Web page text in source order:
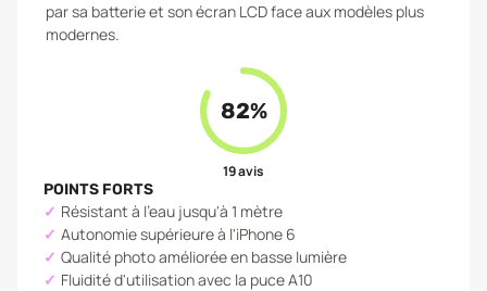
par sa batterie et son écran LCD face aux modèles plus
modernes.
82%
19avis
POINTS FORTS
Résistant à l'eau jusqu'à 1 mètre
Autonomie supérieure à l'iPhone 6
Qualité photo améliorée en basse lumière
Fluidité d'utilisation avec la puce A10